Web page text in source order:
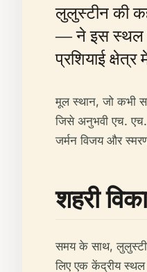
लुलुस्टीन की
— ने इस स्थल से
प्रशियाई
मूल स्थान, जो कभी
जिसे अनुभवी एच. एच.
जर्मन विजय और
शहरी
समय के साथ,
लिए एक केंद्रीय